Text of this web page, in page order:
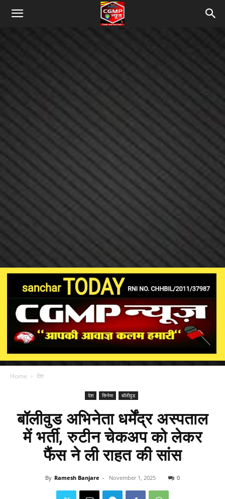
Home देश
देश सिनेमा बॉलीवुड
बॉलीवुड अभिनेता धर्मेंद्र अस्पताल
में भर्ती, रुटीन चेकअप को लेकर
फैंस ने ली राहत की सांस
By Ramesh Banjare - November 1, 2025 0